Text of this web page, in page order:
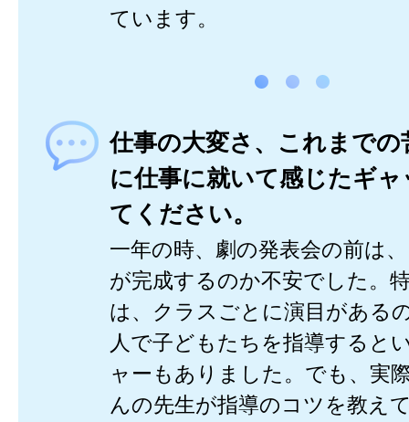
ています。
仕事の大変さ、これまでの
に仕事に就いて感じたギ
てください。
一年の時、劇の発表会の前は
が完成するのか不安でした。
は、クラスごとに演目がある
人で子どもたちを指導すると
ャーもありました。でも、実
んの先生が指導のコツを教え